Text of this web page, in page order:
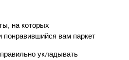
на которых
вам паркет
укладывать